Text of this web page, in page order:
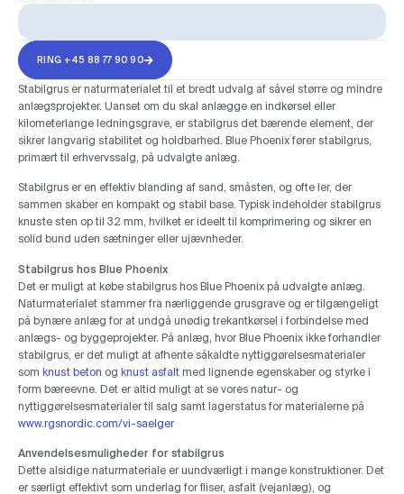
RING +45 88 77 90 90
Stabilgrus er naturmaterialet til et bredt udvalg af såvel større og mindre
anlægsprojekter. Uanset om du skal anlægge en indkørsel eller
kilometerlange ledningsgrave, er stabilgrus det bærende element, der
sikrer langvarig stabilitet og holdbarhed. Blue Phoenix fører stabilgrus,
primært til erhvervssalg, på udvalgte anlæg.
Stabilgrus er en effektiv blanding af sand, småsten, og ofte ler, der
sammen skaber en kompakt og stabil base. Typisk indeholder stabilgrus
knuste sten op til 32 mm, hvilket er ideelt til komprimering og sikrer en
solid bund uden sætninger eller ujævnheder​.
Stabilgrus hos Blue Phoenix
Det er muligt at købe stabilgrus hos Blue Phoenix på udvalgte anlæg.
Naturmaterialet stammer fra nærliggende grusgrave og er tilgængeligt
på bynære anlæg for at undgå unødig trekantkørsel i forbindelse med
anlægs- og byggeprojekter. På anlæg, hvor Blue Phoenix ikke forhandler
stabilgrus, er det muligt at afhente såkaldte nyttiggørelsesmaterialer
som knust beton og knust asfalt med lignende egenskaber og styrke i
form bæreevne. Det er altid muligt at se vores natur- og
nyttiggørelsesmaterialer til salg samt lagerstatus for materialerne på
www.rgsnordic.com/vi-saelger
Anvendelsesmuligheder for stabilgrus
Dette alsidige naturmateriale er uundværligt i mange konstruktioner. Det
er særligt effektivt som underlag for fliser, asfalt (vejanlæg), og